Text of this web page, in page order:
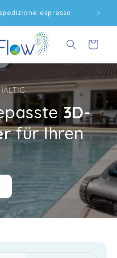
ordini superiori a 50€
Germania
Carrello
3D-
für Ihren